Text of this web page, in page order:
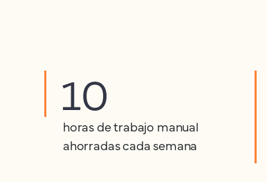
10
horas de trabajo manual
ahorradas cada semana